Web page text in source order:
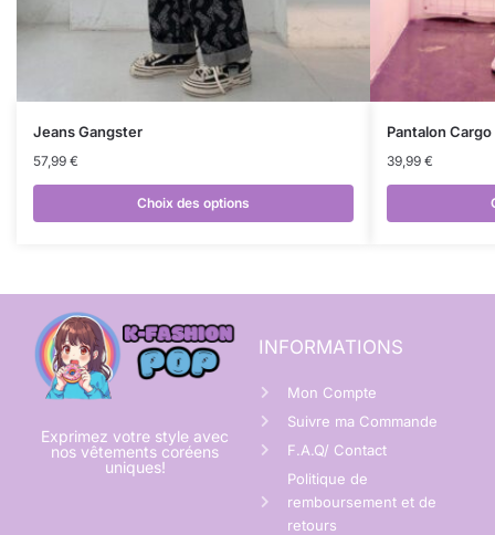
Jeans Gangster
57,99 €
Choix des options
Pantalon Cargo
39,99 €
Exprimez votre style avec
nos vêtements coréens
uniques!
INFORMATIONS
Mon Compte
Suivre ma Commande
F.A.Q/ Contact
Politique de
remboursement et de
retours